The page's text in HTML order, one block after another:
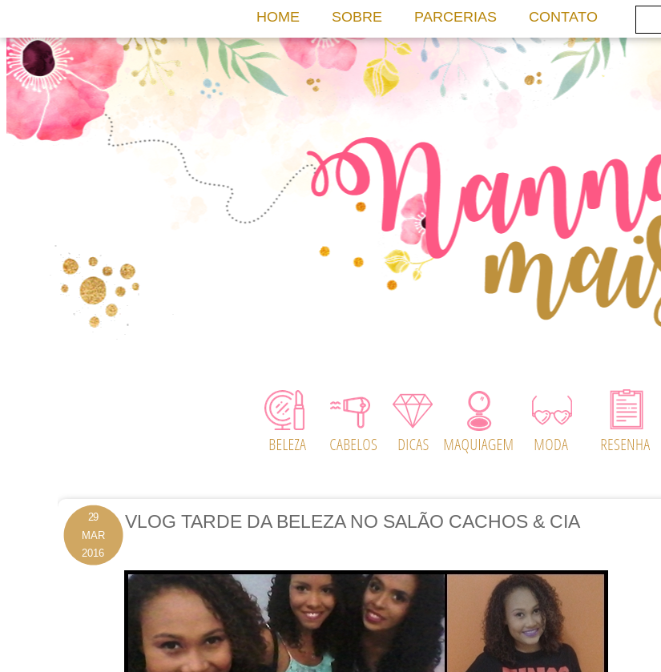
29
MAR
2016
VLOG TARDE DA BELEZA NO SALÃO CACHOS & CIA
HOME SOBRE PARCERIAS CONTATO